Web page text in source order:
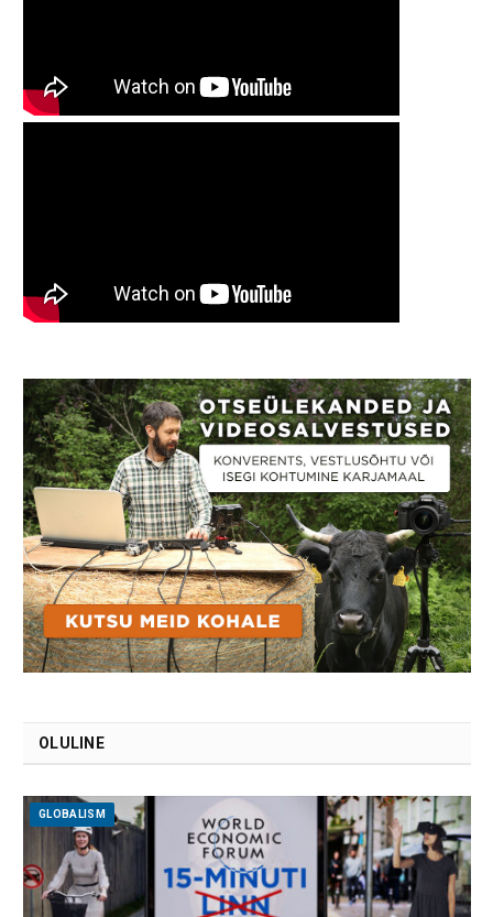
OLULINE
GLOBALISM